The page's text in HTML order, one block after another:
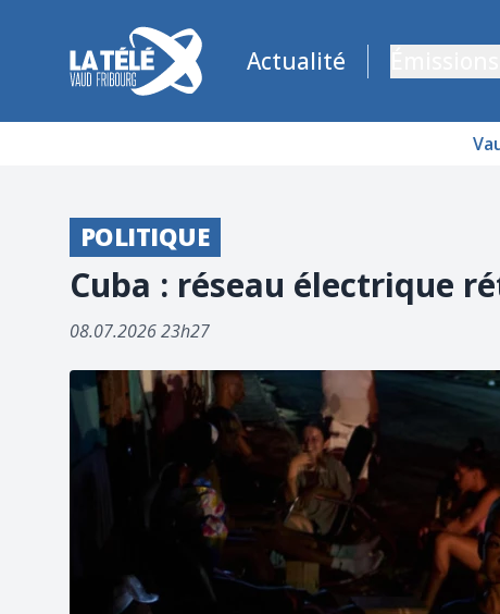
La Télé - Télévision régionale Vaud et Fribourg
Actualité
POLITIQUE
Cuba : réseau électrique
08.07.2026 23h27